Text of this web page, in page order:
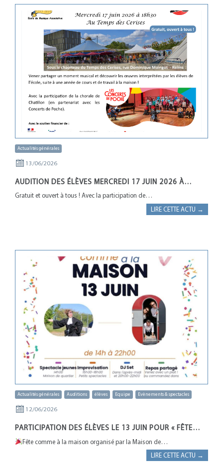
Actualités générales
13/06/2026
AUDITION DES ÉLÈVES MERCREDI 17 JUIN 2026 À…
Gratuit et ouvert à tous ! Avec la participation de…
LIRE CETTE ACTU →
Actualités générales Auditions élèves Equipe Evènements & spectacles
12/06/2026
PARTICIPATION DES ÉLÈVES LE 13 JUIN POUR « FÊTE…
Fête comme à la maison organisé par la Maison de…
LIRE CETTE ACTU →